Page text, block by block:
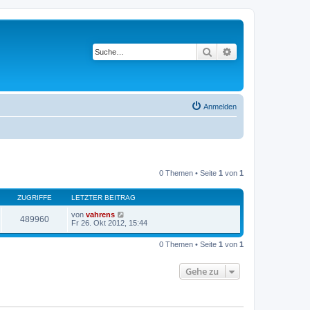
Suche
Anmelden
0 Themen • Seite 1 von 1
ZUGRIFFE LETZTER BEITRAG
489960 von vahrens
Fr 26. Okt 2012, 15:44
0 Themen • Seite 1 von 1
Gehe zu